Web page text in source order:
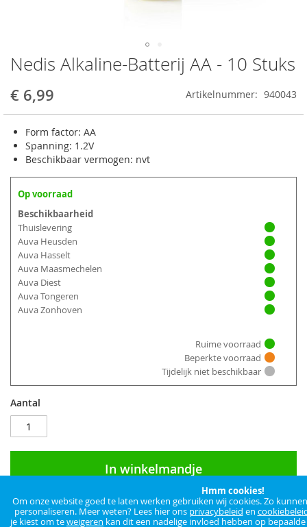
Hmm cookies!
Om onze website goed te laten werken gebruiken wij cookies. Zo
personaliseren. Meer weten? Lees hier ons privacybeleid en
je kiest om teweigeren kan dit een nadelige invloed hebben op
Ga
naar
het
begin
van
de
afbeeldingen-
gallerij
Nedis Alkaline-Batterij AA - 10 Stuks
€ 6,99 Artikelnummer 940043
Form factor: AA
Spanning: 1.2V
Beschikbaar vermogen: nvt
Op voorraad
Beschikbaarheid
Ruime voorraad
Beperkte voorraad
Tijdelijk niet beschikbaar
Thuislevering
Auva Heusden
Auva Hasselt
Auva Maasmechelen
Auva Diest
Auva Tongeren
Auva Zonhoven
Aantal
In winkelmandje
VOEG TOE AAN VERLANGLIJST
TOEVOEGEN OM TE VERGELIJKEN